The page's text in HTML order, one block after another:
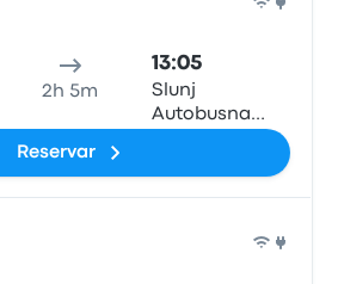
2h 5m
13:05
Slunj
Autobusna
Reservar